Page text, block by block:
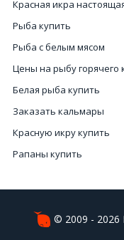
Красная икра
Рыба купить
Рыба с белым мясом
Цены на рыбу горячего
Белая рыба купить
Заказать кальмары
Красную икру купить
Рапаны купить
Купить черную икру
© 2009 -